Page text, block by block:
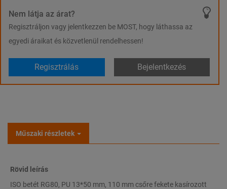
Nem látja az árat?
Regisztráljon vagy jelentkezzen be MOST, hogy láthassa az
egyedi áraikat és közvetlenül rendelhessen!
Regisztrálás Bejelentkezés
Műszaki részletek
Rövid leírás
ISO betét RG80, PU 13*50 mm, 110 mm csőre fekete kasírozott